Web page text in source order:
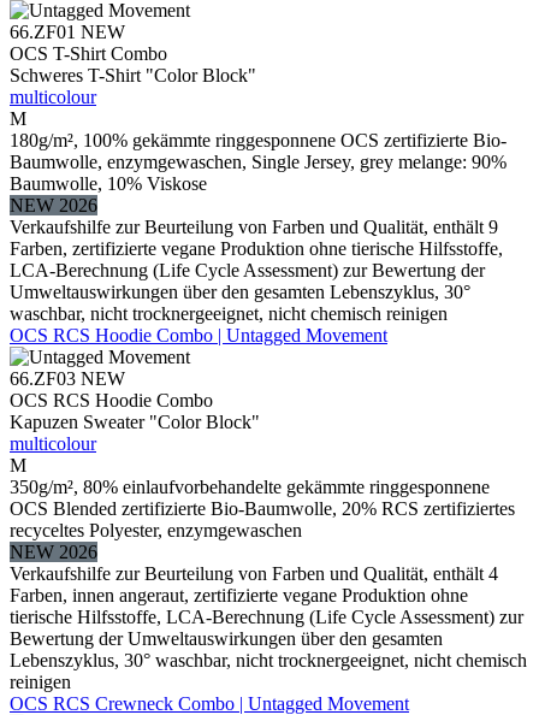
66.ZF01 NEW
OCS T-Shirt Combo
Schweres T-Shirt "Color Block"
multicolour
M
180g/m², 100% gekämmte ringgesponnene OCS zertifizierte Bio-
Baumwolle, enzymgewaschen, Single Jersey, grey melange: 90%
Baumwolle, 10% Viskose
NEW 2026
Verkaufshilfe zur Beurteilung von Farben und Qualität, enthält 9
Farben, zertifizierte vegane Produktion ohne tierische Hilfsstoffe,
LCA-Berechnung (Life Cycle Assessment) zur Bewertung der
Umweltauswirkungen über den gesamten Lebenszyklus, 30°
waschbar, nicht trocknergeeignet, nicht chemisch reinigen
OCS RCS Hoodie Combo | Untagged Movement
66.ZF03 NEW
OCS RCS Hoodie Combo
Kapuzen Sweater "Color Block"
multicolour
M
350g/m², 80% einlaufvorbehandelte gekämmte ringgesponnene
OCS Blended zertifizierte Bio-Baumwolle, 20% RCS zertifiziertes
recyceltes Polyester, enzymgewaschen
NEW 2026
Verkaufshilfe zur Beurteilung von Farben und Qualität, enthält 4
Farben, innen angeraut, zertifizierte vegane Produktion ohne
tierische Hilfsstoffe, LCA-Berechnung (Life Cycle Assessment) zur
Bewertung der Umweltauswirkungen über den gesamten
Lebenszyklus, 30° waschbar, nicht trocknergeeignet, nicht chemisch
reinigen
OCS RCS Crewneck Combo | Untagged Movement